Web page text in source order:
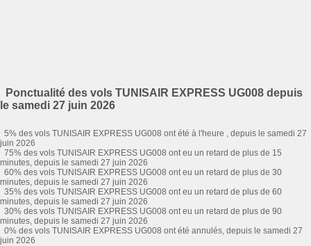
Ponctualité des vols TUNISAIR EXPRESS UG008 depuis
le samedi 27 juin 2026
5% des vols TUNISAIR EXPRESS UG008 ont été à l'heure , depuis le samedi 27
juin 2026
75% des vols TUNISAIR EXPRESS UG008 ont eu un retard de plus de 15
minutes, depuis le samedi 27 juin 2026
60% des vols TUNISAIR EXPRESS UG008 ont eu un retard de plus de 30
minutes, depuis le samedi 27 juin 2026
35% des vols TUNISAIR EXPRESS UG008 ont eu un retard de plus de 60
minutes, depuis le samedi 27 juin 2026
30% des vols TUNISAIR EXPRESS UG008 ont eu un retard de plus de 90
minutes, depuis le samedi 27 juin 2026
0% des vols TUNISAIR EXPRESS UG008 ont été annulés, depuis le samedi 27
juin 2026